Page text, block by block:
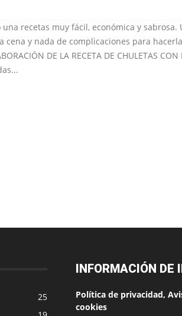
recetas muy fácil, económica y sabrosa.
cena y nada de complicaciones para
DE LA RECETA DE CHULETAS CON
25
INFORMACIÓN DE
Política de privacidad,
cookies